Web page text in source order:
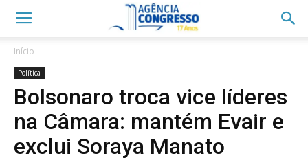
Início
Política
Bolsonaro troca vice líderes
na Câmara: mantém Evair e
exclui Soraya Manato